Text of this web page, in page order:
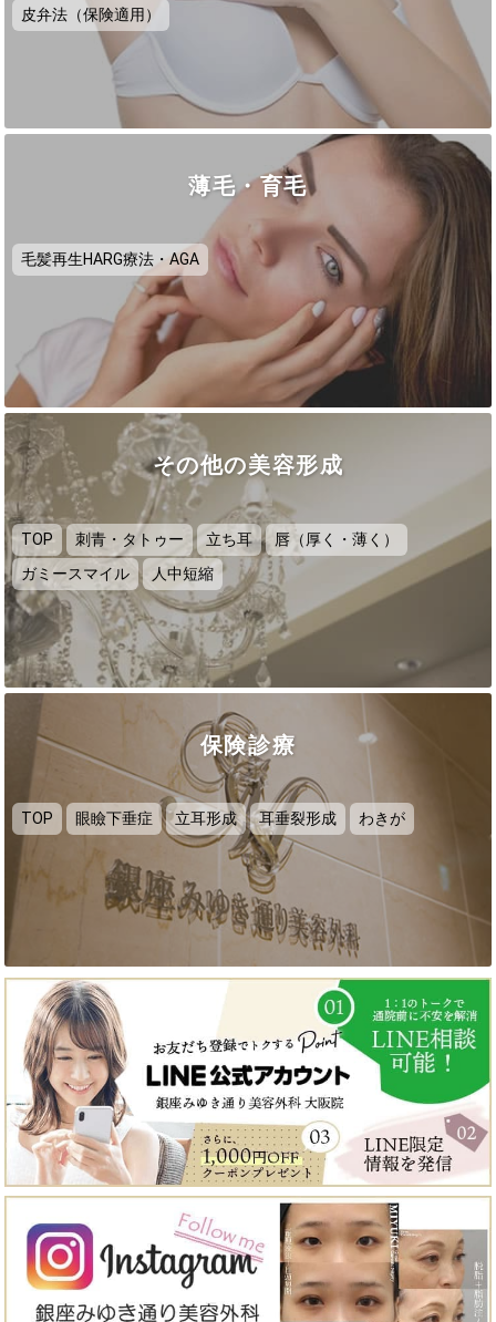
皮弁法（保険適用）
薄毛・育毛
毛髪再生HARG療法・AGA
その他の美容形成
TOP 刺青・タトゥー 立ち耳
唇（厚く・薄く）
ガミースマイル
人中短縮
保険診療
TOP 眼瞼下垂症 立耳形成 耳垂裂形成 わきが